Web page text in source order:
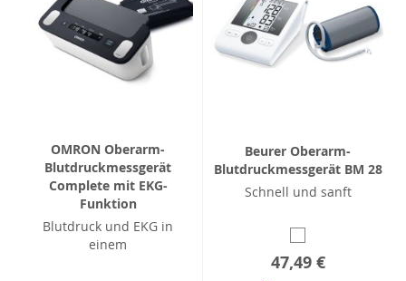
OMRON Oberarm-
Blutdruckmessgerät
Complete mit EKG-
Funktion
Blutdruck und EKG in
einem
Beurer Oberarm-
Blutdruckmessgerät BM 28
Schnell und sanft
47,49 €